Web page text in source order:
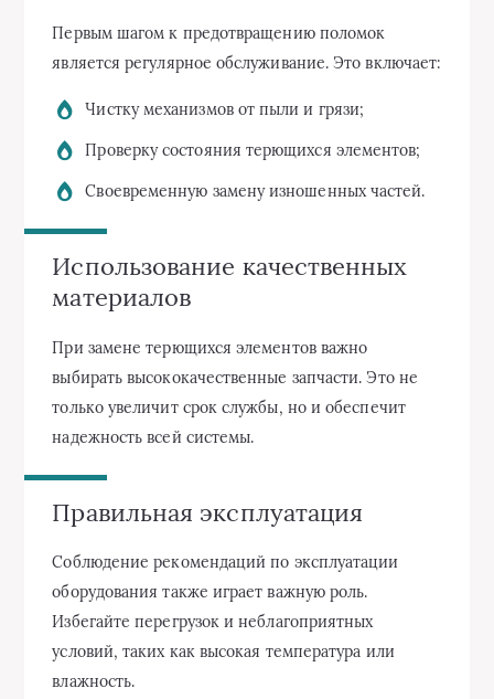
Первым шагом к предотвращению поломок
является регулярное обслуживание. Это включает:
Чистку механизмов от пыли и грязи;
Проверку состояния терющихся элементов;
Своевременную замену изношенных частей.
Использование качественных
материалов
При замене терющихся элементов важно
выбирать высококачественные запчасти. Это не
только увеличит срок службы, но и обеспечит
надежность всей системы.
Правильная эксплуатация
Соблюдение рекомендаций по эксплуатации
оборудования также играет важную роль.
Избегайте перегрузок и неблагоприятных
условий, таких как высокая температура или
влажность.